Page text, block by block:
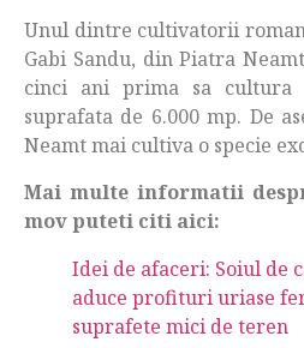
Unul dintre cultivatorii
Gabi Sandu, din Piatra
cinci ani prima sa
suprafata de 6.000 mp. De
Neamt mai cultiva o specie
Mai multe informatii
mov puteti citi aici:
Idei de afaceri: Soiul de
aduce profituri uriase
suprafete mici de teren